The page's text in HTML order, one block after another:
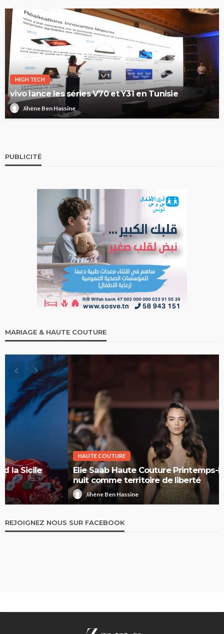
HIGH TECH
vivo lance les séries V70 et Y31 en Tunisie
Jihène Ben Hassine
PUBLICITÉ
MARIAGE & HAUTE COUTURE
Elie Saab Haute Couture Printemps-Été 2026 : la
nuit comme territoire de liberté
Jihène Ben Hassine
REJOIGNEZ NOUS SUR FACEBOOK